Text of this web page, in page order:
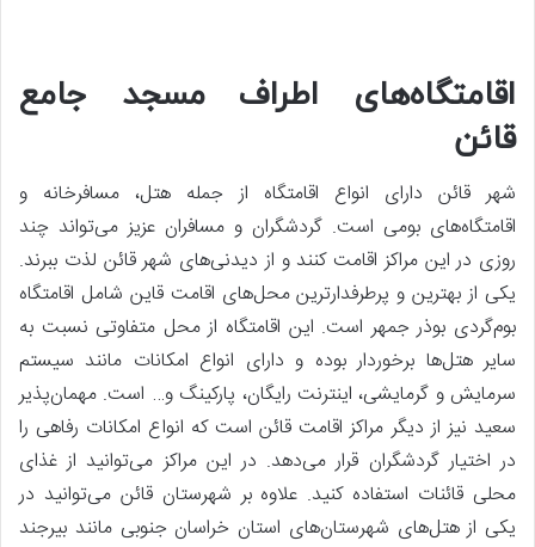
اقامتگاه‌های اطراف مسجد جامع
قائن
شهر قائن دارای انواع اقامتگاه از جمله هتل، مسافرخانه و
اقامتگاه‌های بومی است. گردشگران و مسافران عزیز می‌تواند چند
روزی در این مراکز اقامت کنند و از دیدنی‌های شهر قائن لذت ببرند.
یکی از بهترین و پرطرفدارترین محل‌های اقامت قاین شامل اقامتگاه
بوم‌گردی بوذر جمهر است. این اقامتگاه از محل متفاوتی نسبت به
سایر هتل‌ها برخوردار بوده و دارای انواع امکانات مانند سیستم
سرمایش و گرمایشی، اینترنت رایگان، پارکینگ و… است. مهمان‌پذیر
سعید نیز از دیگر مراکز اقامت قائن است که انواع امکانات رفاهی را
در اختیار گردشگران قرار می‌دهد. در این مراکز می‌توانید از غذای
محلی قائنات استفاده کنید. علاوه بر شهرستان قائن می‌توانید در
یکی از هتل‌های شهرستان‌های استان خراسان جنوبی مانند بیرجند